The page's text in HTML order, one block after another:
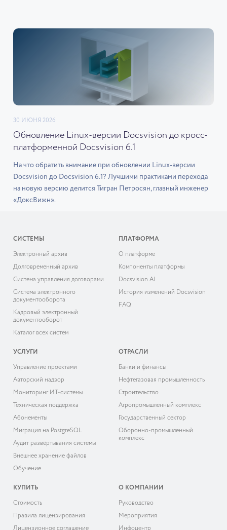
30 ИЮНЯ 2026
Обновление Linux-версии Docsvision до кросс-
платформенной Docsvision 6.1
На что обратить внимание при обновлении Linux-версии
Docsvision до Docsvision 6.1? Лучшими практиками перехода
на новую версию делится Тигран Петросян, главный инженер
«ДоксВижн».
СИСТЕМЫ
Электронный архив
Долговременный архив
Система управления договорами
Система электронного
документооборота
Кадровый электронный
документооборот
Каталог всех систем
ПЛАТФОРМА
О платформе
Компоненты платформы
Docsvision AI
История изменений Docsvision
FAQ
УСЛУГИ
Управление проектами
Авторский надзор
Мониторинг ИТ-системы
Техническая поддержка
Абонементы
Миграция на PostgreSQL
Аудит развёртывания системы
Внешнее хранение файлов
Обучение
ОТРАСЛИ
Банки и финансы
Нефтегазовая промышленность
Строительство
Агропромышленный комплекс
Государственный сектор
Оборонно-промышленный
комплекс
КУПИТЬ
Cтоимость
Правила лицензирования
Лицензионное соглашение
О КОМПАНИИ
Руководство
Мероприятия
Инфоцентр